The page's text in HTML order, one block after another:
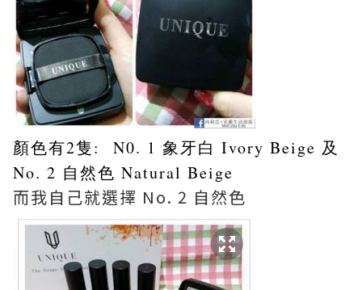
顏色有2隻: N0. 1 象牙白 Ivory Beige 及
No. 2 自然色 Natural Beige
而我自己就選擇 No. 2 自然色